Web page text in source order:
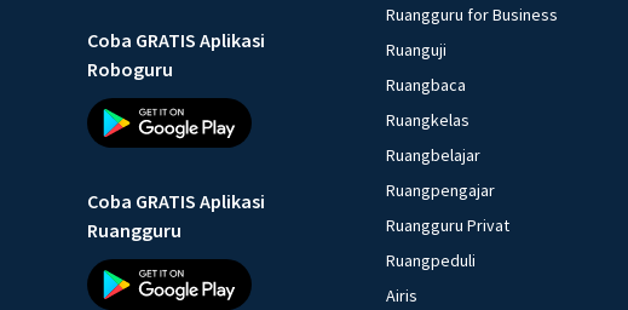
Coba GRATIS Aplikasi
Roboguru
Coba GRATIS Aplikasi
Ruangguru
Ruangguru for Business
Ruanguji
Ruangbaca
Ruangkelas
Ruangbelajar
Ruangpengajar
Ruangguru Privat
Ruangpeduli
Airis